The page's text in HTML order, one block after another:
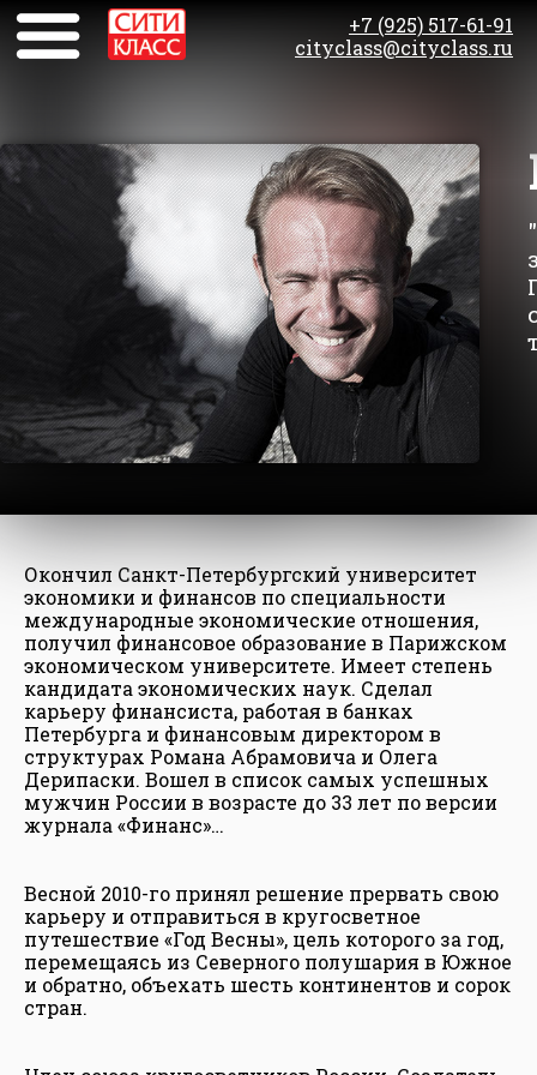
+7 (925) 517-61-91
cityclass@cityclass.ru
Окончил Санкт-Петербургский университет
экономики и финансов по специальности
международные экономические отношения,
получил финансовое образование в Парижском
экономическом университете. Имеет степень
кандидата экономических наук. Сделал
карьеру финансиста, работая в банках
Петербурга и финансовым директором в
структурах Романа Абрамовича и Олега
Дерипаски. Вошел в список самых успешных
мужчин России в возрасте до 33 лет по версии
журнала «Финанс»…
Весной 2010-го принял решение прервать свою
карьеру и отправиться в кругосветное
путешествие «Год Весны», цель которого за год,
перемещаясь из Северного полушария в Южное
и обратно, объехать шесть континентов и сорок
стран.